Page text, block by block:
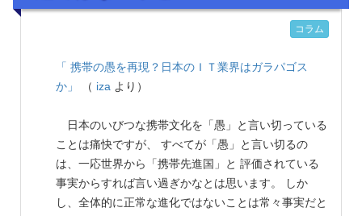
コラム
「 携帯の愚を再現？日本のＩＴ業界はガラパゴス
か」
（ iza より）
日本のいびつな携帯文化を「愚」と言い切っている
ことは痛快ですが、 すべてが「愚」と言い切るの
は、一応世界から「携帯先進国」と 評価されている
事実からすれば言い過ぎかなとは思います。 しか
し、全体的に正常な進化ではないことは常々事実だと